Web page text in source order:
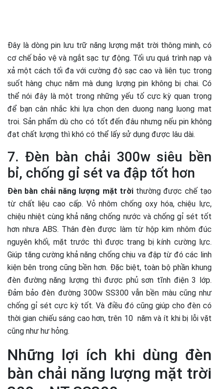
Đây là dòng pin lưu trữ năng lượng mặt trời thông minh, có
cơ chế bảo vệ và ngắt sạc tự động. Tối ưu quá trình nạp và
xả một cách tối đa với cường độ sạc cao và liên tục trong
suốt hàng chục năm mà dung lượng pin không bị chai. Có
thể nói đây là một trong những yếu tố cực kỳ quan trọng
để bạn cân nhắc khi lựa chọn den duong nang luong mat
troi. Sản phẩm dù cho có tốt đến đâu nhưng nếu pin không
đạt chất lượng thì khó có thể lấy sử dụng được lâu dài.
7. Đèn bàn chải 300w siêu bền
bỉ, chống gỉ sét va đập tốt hơn
Đèn bàn chải năng lượng mặt trờithường được chế tạo
từ chất liệu cao cấp. Vỏ nhôm chống oxy hóa, chiệu lực,
chiệu nhiệt cùng khả năng chống nước và chống gỉ sét tốt
hơn nhưa ABS. Thân đèn được làm từ hộp kim nhôm đúc
nguyên khối, mặt trước thì được trang bị kính cường lực.
Giúp tăng cường khả năng chống chịu va đập từ đó các linh
kiện bên trong cũng bền hơn. Đặc biệt, toàn bộ phần khung
đèn đường năng lượng thì được phủ sơn tĩnh điện 3 lớp.
Đảm bảo đèn đường 300w SS300 vẫn bền màu cũng như
chống gỉ sét cực kỳ tốt. Và điều đó cũng giúp cho đèn có
thời gian chiếu sáng cao hơn, trên 10 năm và ít khi bị lỗi vặt
cũng như hư hỏng.
Những lợi ích khi dùng đèn
bàn chải năng lượng mặt trời